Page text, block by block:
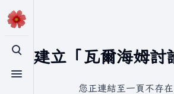
切換搜尋
切換選單
正在建立「瓦爾海姆討
您正連結至一頁不存